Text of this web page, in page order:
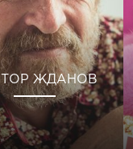
ЖДАНОВ